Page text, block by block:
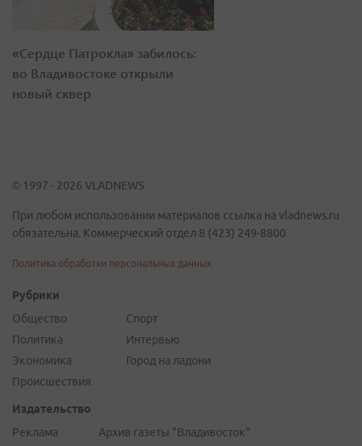
«Сердце Патрокла» забилось:
во Владивостоке открыли
новый сквер
© 1997 - 2026 VLADNEWS
При любом использовании материалов ссылка на vladnews.ru
обязательна. Коммерческий отдел 8 (423) 249-8800
Политика обработки персональных данных
Рубрики
Общество
Политика
Экономика
Происшествия
Спорт
Интервью
Город на ладони
Издательство
Реклама
Архив газеты "Владивосток"